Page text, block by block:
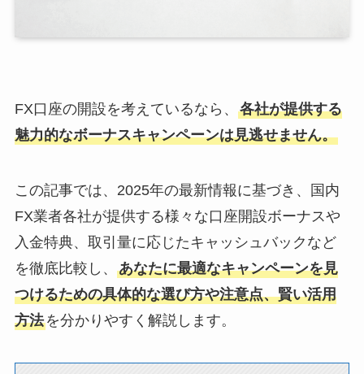
FX口座の開設を考えているなら、 各社が提供する
魅力的なボーナスキャンペーンは見逃せません。
この記事では、2025年の最新情報に基づき、国内
FX業者各社が提供する様々な口座開設ボーナスや
入金特典、取引量に応じたキャッシュバックなど
を徹底比較し、 あなたに最適なキャンペーンを見
つけるための具体的な選び方や注意点、賢い活用
方法を分かりやすく解説します。